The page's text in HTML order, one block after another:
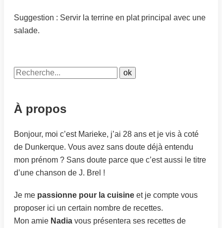
Suggestion : Servir la terrine en plat principal avec une
salade.
À propos
Bonjour, moi c’est Marieke, j’ai 28 ans et je vis à coté
de Dunkerque. Vous avez sans doute déjà entendu
mon prénom ? Sans doute parce que c’est aussi le titre
d’une chanson de J. Brel !
Je me passionne pour la cuisine et je compte vous
proposer ici un certain nombre de recettes.
Mon amie Nadia vous présentera ses recettes de